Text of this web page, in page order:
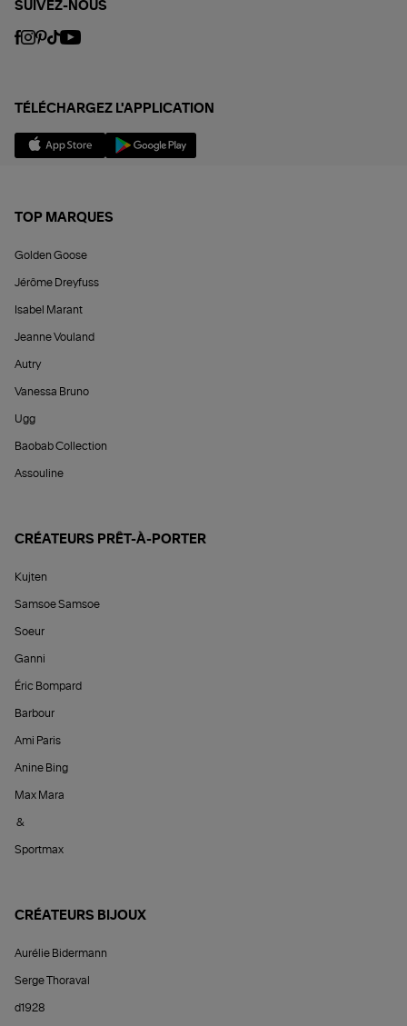
SUIVEZ-NOUS
TÉLÉCHARGEZ L'APPLICATION
TOP MARQUES
Golden Goose
Jérôme Dreyfuss
Isabel Marant
Jeanne Vouland
Autry
Vanessa Bruno
Ugg
Baobab Collection
Assouline
CRÉATEURS PRÊT-À-PORTER
Kujten
Samsoe Samsoe
Soeur
Ganni
Éric Bompard
Barbour
Ami Paris
Anine Bing
Max Mara
&
Sportmax
CRÉATEURS BIJOUX
Aurélie Bidermann
Serge Thoraval
d1928